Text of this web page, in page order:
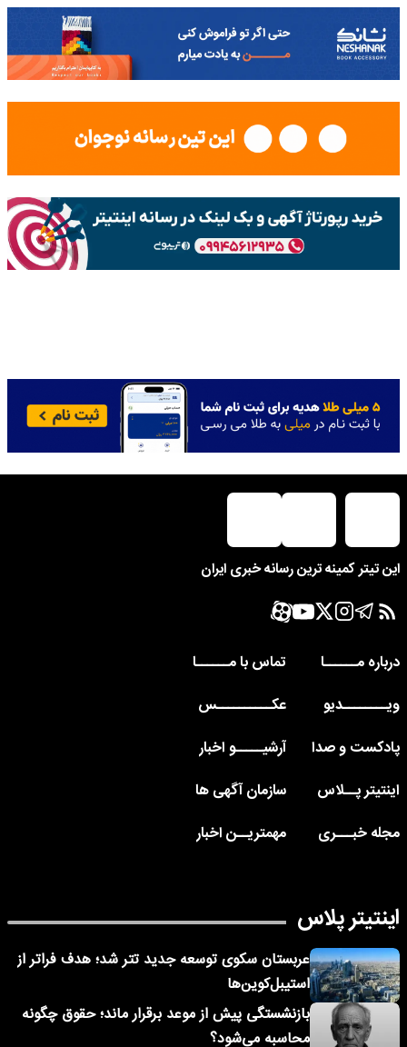
این تیتر کمینه ترین رسانه خبری ایران
درباره مــــــا
تماس با مــــــا
ویــــــــدیو
عکــــــــــس
پادکست و صدا
آرشیـــــو اخبار
اینتیتر پــلاس
سازمان آگهی ها
مجله خبـــری
مهمتریــن اخبار
اینتیتر پلاس
عربستان سکوی توسعه جدید تتر شد؛ هدف فراتر از
استیبل‌کوین‌ها
بازنشستگی پیش از موعد برقرار ماند؛ حقوق چگونه
محاسبه می‌شود؟